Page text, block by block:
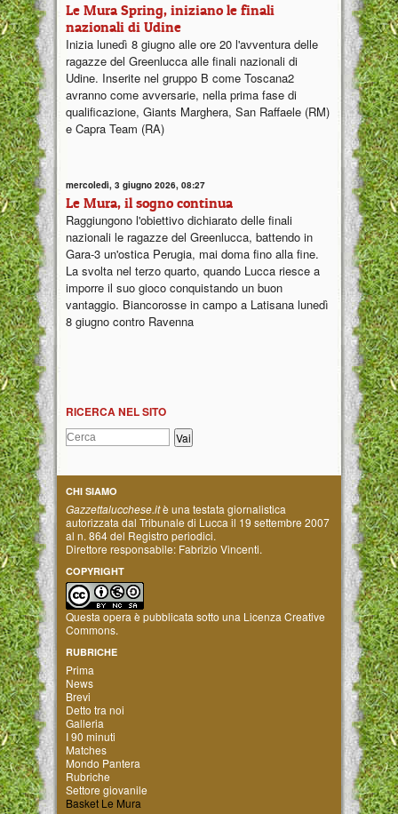
Le Mura Spring, iniziano le finali
nazionali di Udine
Inizia lunedì 8 giugno alle ore 20 l'avventura delle
ragazze del Greenlucca alle finali nazionali di
Udine. Inserite nel gruppo B come Toscana2
avranno come avversarie, nella prima fase di
qualificazione, Giants Marghera, San Raffaele (RM)
e Capra Team (RA)
mercoledì, 3 giugno 2026, 08:27
Le Mura, il sogno continua
Raggiungono l'obiettivo dichiarato delle finali
nazionali le ragazze del Greenlucca, battendo in
Gara-3 un'ostica Perugia, mai doma fino alla fine.
La svolta nel terzo quarto, quando Lucca riesce a
imporre il suo gioco conquistando un buon
vantaggio. Biancorosse in campo a Latisana lunedì
8 giugno contro Ravenna
RICERCA NEL SITO
CHI SIAMO
Gazzettalucchese.itè una testata giornalistica
autorizzata dal Tribunale di Lucca il 19 settembre 2007
al n. 864 del Registro periodici.
Direttore responsabile: Fabrizio Vincenti.
COPYRIGHT
Questa opera è pubblicata sotto una Licenza Creative
Commons.
RUBRICHE
Prima
News
Brevi
Detto tra noi
Galleria
I 90 minuti
Matches
Mondo Pantera
Rubriche
Settore giovanile
Basket Le Mura